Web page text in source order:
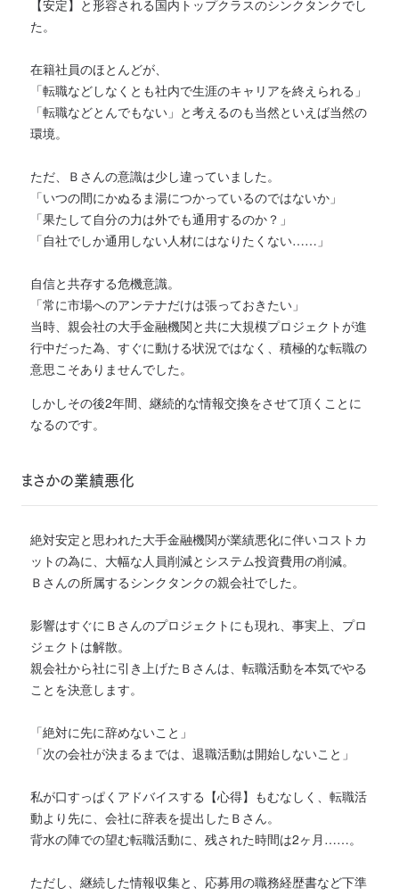
【安定】と形容される国内トップクラスのシンクタンクでし
た。
在籍社員のほとんどが、
「転職などしなくとも社内で生涯のキャリアを終えられる」
「転職などとんでもない」と考えるのも当然といえば当然の
環境。
ただ、Ｂさんの意識は少し違っていました。
「いつの間にかぬるま湯につかっているのではないか」
「果たして自分の力は外でも通用するのか？」
「自社でしか通用しない人材にはなりたくない……」
自信と共存する危機意識。
「常に市場へのアンテナだけは張っておきたい」
当時、親会社の大手金融機関と共に大規模プロジェクトが進
行中だった為、すぐに動ける状況ではなく、積極的な転職の
意思こそありませんでした。
しかしその後2年間、継続的な情報交換をさせて頂くことに
なるのです。
まさかの業績悪化
絶対安定と思われた大手金融機関が業績悪化に伴いコストカ
ットの為に、大幅な人員削減とシステム投資費用の削減。
Ｂさんの所属するシンクタンクの親会社でした。
影響はすぐにＢさんのプロジェクトにも現れ、事実上、プロ
ジェクトは解散。
親会社から社に引き上げたＢさんは、転職活動を本気でやる
ことを決意します。
「絶対に先に辞めないこと」
「次の会社が決まるまでは、退職活動は開始しないこと」
私が口すっぱくアドバイスする【心得】もむなしく、転職活
動より先に、会社に辞表を提出したＢさん。
背水の陣での望む転職活動に、残された時間は2ヶ月……。
ただし、継続した情報収集と、応募用の職務経歴書など下準